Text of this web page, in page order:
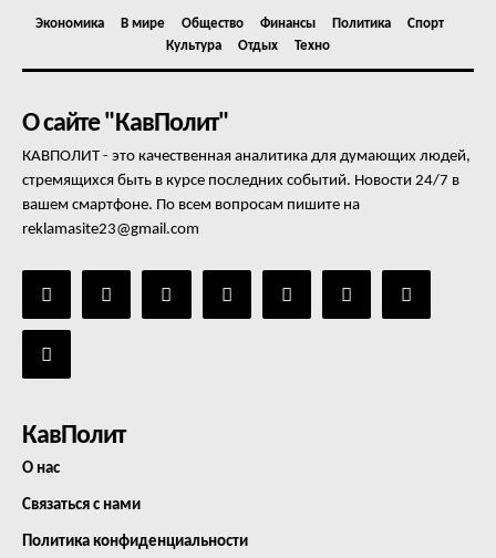
Контакты
Экономика В мире Общество Финансы Политика
Спорт
Культура
Отдых Техно
О сайте "КавПолит"
КАВПОЛИТ - это качественная аналитика для думающих людей,
стремящихся быть в курсе последних событий. Новости 24/7 в
вашем смартфоне. По всем вопросам пишите на
reklamasite23@gmail.com
КавПолит
О нас
Связаться с нами
Политика конфиденциальности